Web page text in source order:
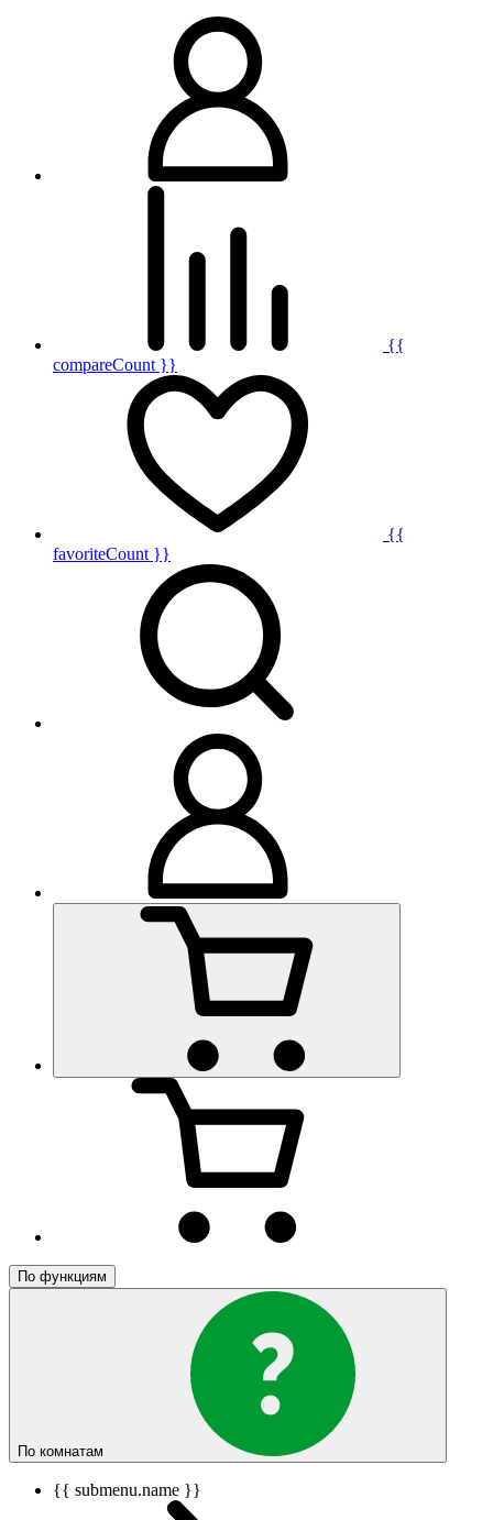
{{
compareCount }}
{{
favoriteCount }}
По функциям
По комнатам
{{ submenu.name }}